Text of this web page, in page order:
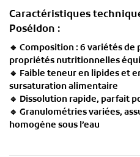
Caractéristiques
Poséidon :
🔹 Composition : 6 variétés de
propriétés nutritionnelles
🔹 Faible teneur en lipides et
sursaturation alimentaire
🔹 Dissolution rapide, parfait
🔹 Granulométries variées,
homogène sous l’eau